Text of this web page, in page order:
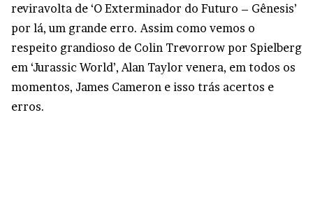
reviravolta de ‘O Exterminador do Futuro – Gênesis’
por lá, um grande erro. Assim como vemos o
respeito grandioso de Colin Trevorrow por Spielberg
em ‘Jurassic World’, Alan Taylor venera, em todos os
momentos, James Cameron e isso trás acertos e
erros.